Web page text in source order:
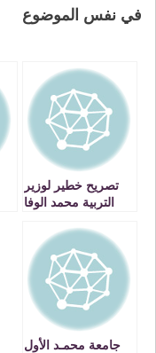
في نفس الموضوع
تصريح خطير لوزير
التربية محمد الوفا
الذين سبقوه بخرق
القانون VIDEOS
جامعة محمـد الأول